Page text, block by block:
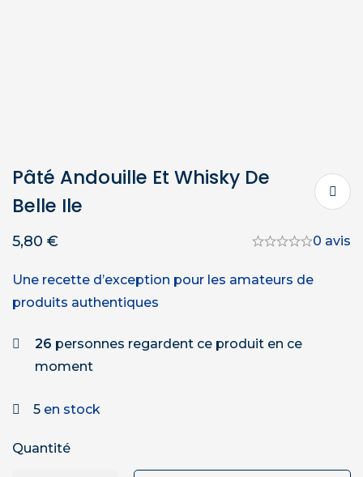
Pâté Andouille Et Whisky De
Belle Ile
5,80 € 0 avis
Une recette d’exception pour les amateurs de
produits authentiques
26 personnes regardent ce produit en ce
moment
5 en stock
Quantité